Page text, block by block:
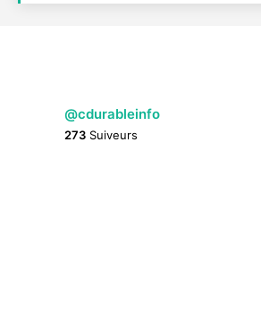
@cdurableinfo
273 Suiveurs